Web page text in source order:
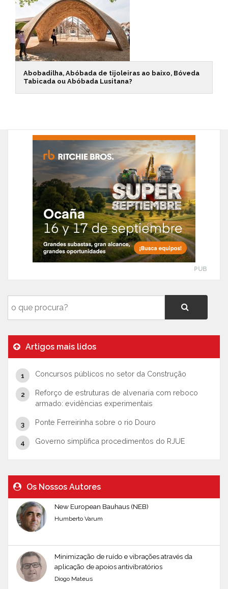
Abobadilha, Abóbada de tijoleiras ao baixo, Bóveda
Tabicada ou Abóbada Lusitana?
PUB
Artigos mais lidos
Concursos públicos no setor da Construção
Reforço de estruturas de alvenaria com reboco
armado: evidências experimentais
Ponte Ferreirinha sobre o rio Douro
Governo simplifica procedimentos do RJUE
Os Nossos Autores
New European Bauhaus (NEB)
Humberto Varum
Minimização de ruído e vibrações através da
aplicação de apoios antivibratórios
Diogo Mateus